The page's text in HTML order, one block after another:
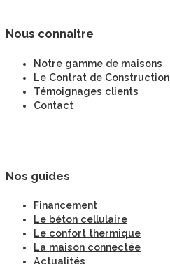
Nous connaitre
Notre gamme de maisons
Le Contrat de Construction
Témoignages clients
Contact
Nos guides
Financement
Le béton cellulaire
Le confort thermique
La maison connectée
Actualités